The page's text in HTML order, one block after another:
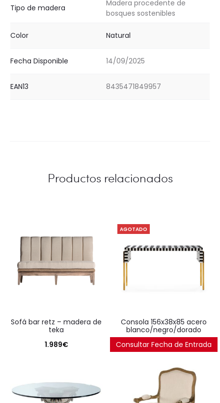
Tipo de madera
Madera procedente de
bosques sostenibles
Color Natural
Fecha Disponible 14/09/2025
EAN13 8435471849957
Productos relacionados
sofá bar retz – madera de
teka
1.989€
AGOTADO
consola 156x38x85 acero
blanco/negro/dorado
1.914€
Consultar Fecha de Entrada